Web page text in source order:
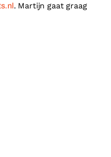
. Martijn gaat graag